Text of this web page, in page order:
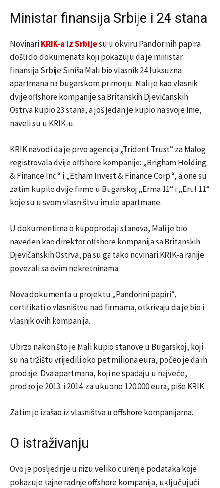
Ministar finansija Srbije i 24 stana
NovinariKRIK-a iz Srbijesu u okviru Pandorinih papira
došli do dokumenata koji pokazuju da je ministar
finansija Srbije Siniša Mali bio vlasnik 24 luksuzna
apartmana na bugarskom primorju. Mali je kao vlasnik
dvije offshore kompanije sa Britanskih Djevičanskih
Ostrva kupio 23 stana, a još jedan je kupio na svoje ime,
naveli su u KRIK-u.
KRIK navodi da je prvo agencija „Trident Trust“ za Malog
registrovala dvije offshore kompanije: „Brigham Holding
& Finance Inc.“ i „Etham Invest & Finance Corp.“, a one su
zatim kupile dvije firme u Bugarskoj „Erma 11“ i „Erul 11“
koje su u svom vlasništvu imale apartmane.
U dokumentima o kupoprodaji stanova, Mali je bio
naveden kao direktor offshore kompanija sa Britanskih
Djevičanskih Ostrva, pa su ga tako novinari KRIK-a ranije
povezali sa ovim nekretninama.
Nova dokumenta u projektu „Pandorini papiri“,
certifikati o vlasništvu nad firmama, otkrivaju da je bio i
vlasnik ovih kompanija.
Ubrzo nakon što je Mali kupio stanove u Bugarskoj, koji
su na tržištu vrijedili oko pet miliona eura, počeo je da ih
prodaje. Dva apartmana, koji ne spadaju u najveće,
prodao je 2013. i 2014. za ukupno 120.000 eura, piše KRIK.
Zatim je izašao iz vlasništva u offshore kompanijama.
O istraživanju
Ovo je posljednje u nizu veliko curenje podataka koje
pokazuje tajne radnje offshore kompanija, uključujući